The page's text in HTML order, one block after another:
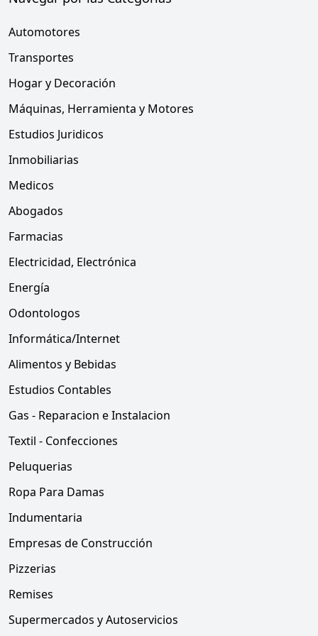
Automotores
Transportes
Hogar y Decoración
Máquinas, Herramienta y Motores
Estudios Juridicos
Inmobiliarias
Medicos
Abogados
Farmacias
Electricidad, Electrónica
Energía
Odontologos
Informática/Internet
Alimentos y Bebidas
Estudios Contables
Gas - Reparacion e Instalacion
Textil - Confecciones
Peluquerias
Ropa Para Damas
Indumentaria
Empresas de Construcción
Pizzerias
Remises
Supermercados y Autoservicios